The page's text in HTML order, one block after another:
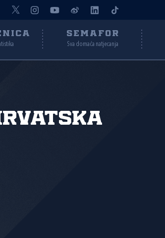
SEMAFOR
Sva domaća natjecanja